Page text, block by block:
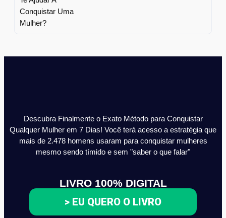
Descubra Finalmente o Exato Método para Conquistar
Qualquer Mulher em 7 Dias! Você terá acesso a estratégia que
mais de 2.478 homens usaram para conquistar mulheres
mesmo sendo tímido e sem "saber o que falar"
LIVRO 100% DIGITAL
> EU QUERO O LIVRO